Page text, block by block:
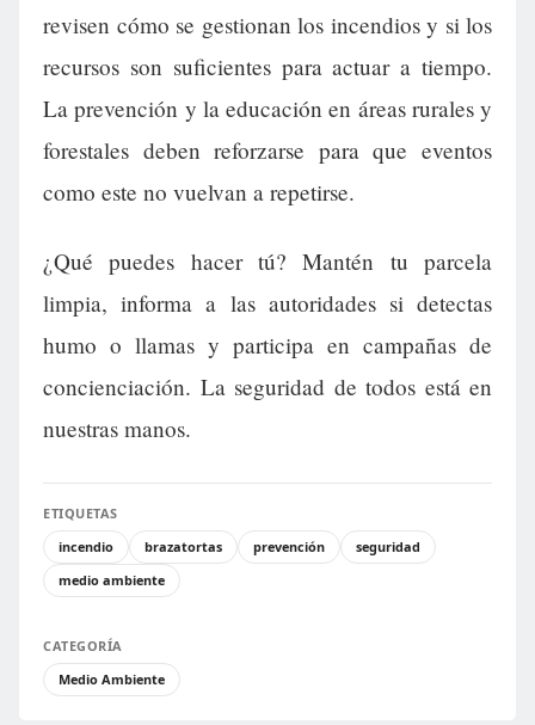
revisen cómo se gestionan los incendios y si los
recursos son suficientes para actuar a tiempo.
La prevención y la educación en áreas rurales y
forestales deben reforzarse para que eventos
como este no vuelvan a repetirse.
¿Qué puedes hacer tú? Mantén tu parcela
limpia, informa a las autoridades si detectas
humo o llamas y participa en campañas de
concienciación. La seguridad de todos está en
nuestras manos.
ETIQUETAS
incendio
brazatortas prevención
seguridad
medio ambiente
CATEGORÍA
Medio Ambiente